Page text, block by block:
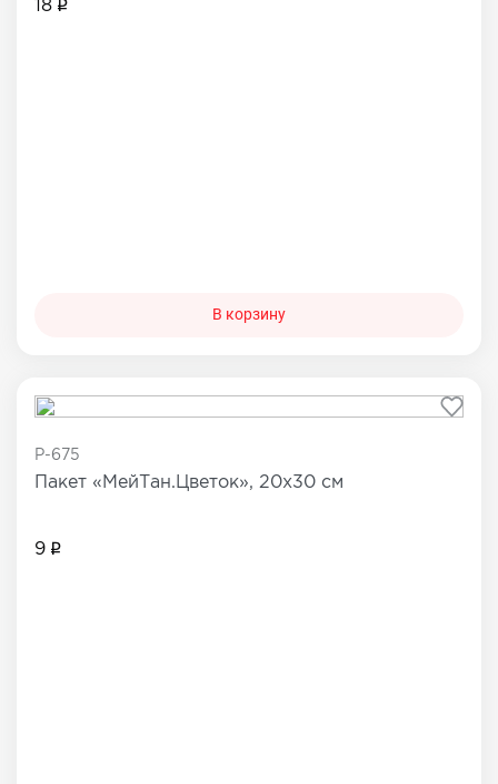
18
В корзину
P-675
Пакет «МейТан.Цветок», 20х30 см
9